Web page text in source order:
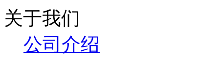
关于我们
公司介绍